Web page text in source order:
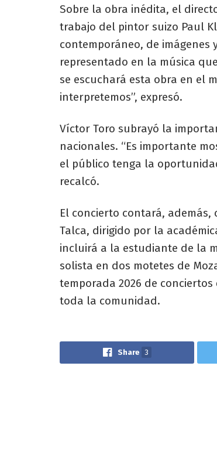
Sobre la obra inédita, el
trabajo del pintor suizo Paul
contemporáneo, de imágenes
representado en la música
se escuchará esta obra en el
interpretemos”, expresó.
Víctor Toro subrayó la
nacionales. “Es importante
el público tenga la
recalcó.
El concierto contará,
Talca, dirigido por la
incluirá a la estudiante de la
solista en dos motetes de
temporada 2026 de
toda la comunidad.
Share 3